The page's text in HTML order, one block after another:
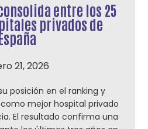
entre los 25
privados de
21, 2026
posición en el ranking y
mejor hospital privado
El resultado confirma una